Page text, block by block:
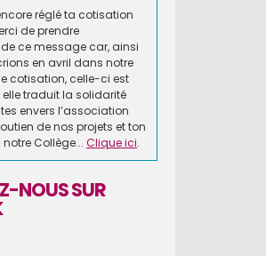
réglé ta cotisation
de prendre
ce message car, ainsi
en avril dans notre
cotisation, celle-ci est
traduit la solidarité
envers l’association
de nos projets et ton
Collège... Clique ici.
NOUS SUR